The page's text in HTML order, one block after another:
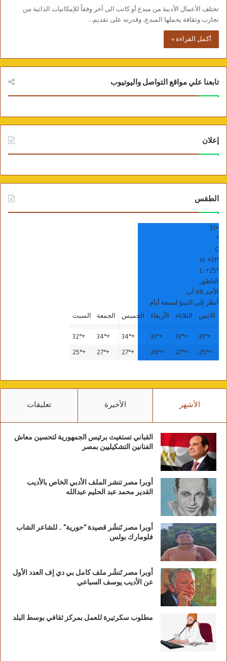
تختلف الأعمال الأدبية من مبدع أو كاتب الى آخر وفقاً للإمكانيات الذاتية من
تجارب وثقافة يحملها المبدع، وقدرته على تقديم…
أكمل القراءة »
تابعنا علي مواقع التواصل واليوتيوب
إعلان
الطقس
+
31
°
C
H:+31°
L:+25°
الناظور
الأحد, 09 آب
أنظر إلى التنبؤ لسبعة أيام
الاثنين
الثلاثاء الأربعاء الخميس الجمعة
السبت
+
33°
+
33°
+
33°
+
34°
+
34°
+
32°
+
25°
+
27°
+
26°
+
27°
+
27°
+
25°
الأشهر الأخيرة تعليقات
القباني تستغيث برئيس الجمهورية لتحسين معاش
الفنانين التشكيليين بمصر
أوبرا مصر تنشر الملف الأدبي الخاص بالأديب
القدير محمد عبد الحليم عبدالله
أوبرا مصر تَنشُر قصيدة “حورية” .. للشاعر الشاب
فلومارك بولس
أوبرا مصر تَنشُر ملف كامل بي دي إف العدد الأول
عن الأديب يوسف السباعي
مطلوب سكرتيرة للعمل بمركز ثقافي بوسط البلد